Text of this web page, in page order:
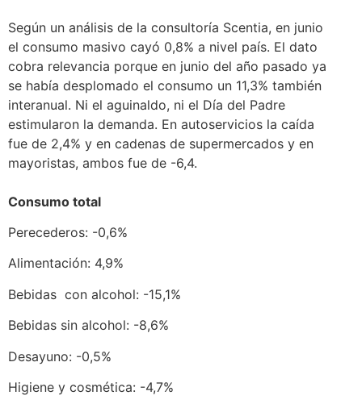
Según un análisis de la consultoría Scentia, en junio
el consumo masivo cayó 0,8% a nivel país. El dato
cobra relevancia porque en junio del año pasado ya
se había desplomado el consumo un 11,3% también
interanual. Ni el aguinaldo, ni el Día del Padre
estimularon la demanda. En autoservicios la caída
fue de 2,4% y en cadenas de supermercados y en
mayoristas, ambos fue de -6,4.
Consumo total
Perecederos: -0,6%
Alimentación: 4,9%
Bebidas con alcohol: -15,1%
Bebidas sin alcohol: -8,6%
Desayuno: -0,5%
Higiene y cosmética: -4,7%